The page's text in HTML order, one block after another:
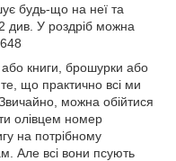
будь-що на неї та
див. У роздріб можна
книги, брошурки або
що практично всі ми
можна обійтися
олівцем номер
на потрібному
Але всі вони псують